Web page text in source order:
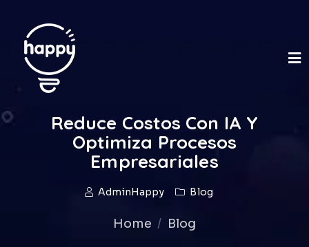
Reduce Costos Con IA Y
Optimiza Procesos
Empresariales
AdminHappy Blog
Home Blog